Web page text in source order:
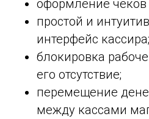
оформление
простой и
интерфейс кассира;
блокировка
его отсутствие;
перемещение
между кассами